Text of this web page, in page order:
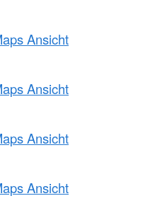
Ansicht
Ansicht
Ansicht
Ansicht